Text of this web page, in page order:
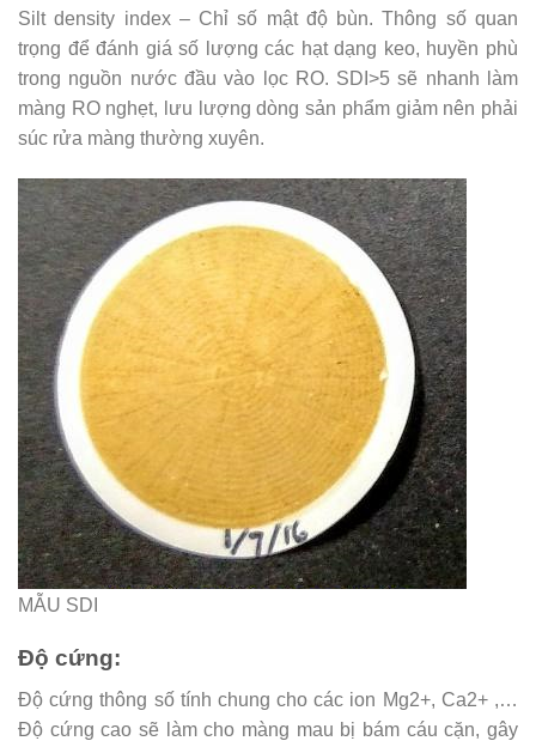
Silt density index – Chỉ số mật độ bùn. Thông số quan
trọng để đánh giá số lượng các hạt dạng keo, huyền phù
trong nguồn nước đầu vào lọc RO. SDI>5 sẽ nhanh làm
màng RO nghẹt, lưu lượng dòng sản phẩm giảm nên phải
súc rửa màng thường xuyên.
MẪU SDI
Độ cứng:
Độ cứng thông số tính chung cho các ion Mg2+, Ca2+ ,…
Độ cứng cao sẽ làm cho màng mau bị bám cáu cặn, gây